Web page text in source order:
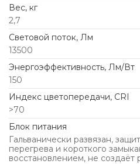
Вес, кг
2,7
Световой поток, Лм
13500
Энергоэффективность, Лм/Вт
150
Индекс цветопередачи, CRI
>70
Блок питания
Гальванически развязан,
перегрева и короткого
восстановлением, не создаёт